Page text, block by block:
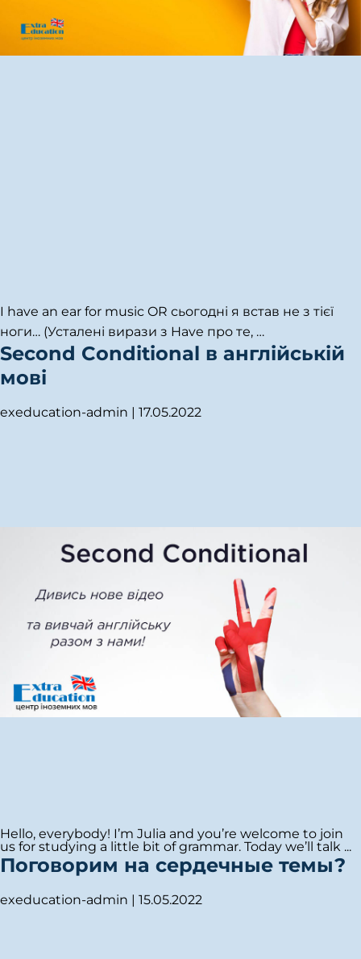
I have an ear for music OR сьогодні я встав не з тієї
ноги… (Усталені вирази з Have про те, …
Second Conditional в англійській
мові
exeducation-admin | 17.05.2022
Hello, everybody! I’m Julia and you’re welcome to join
us for studying a little bit of grammar. Today we’ll talk ...
Поговорим на сердечные темы?
exeducation-admin | 15.05.2022